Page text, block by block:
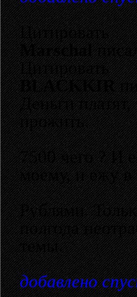
Цитировать
Marschal
Цитировать
BLACKKIR
Деньги
прожить.
7500 чего ? И
моему, и ежу
Рублями.
полгода
темы.
добавлено